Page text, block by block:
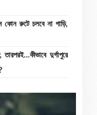
কোন রুটে চলবে না গাড়ি,
দুর্গাপুরে